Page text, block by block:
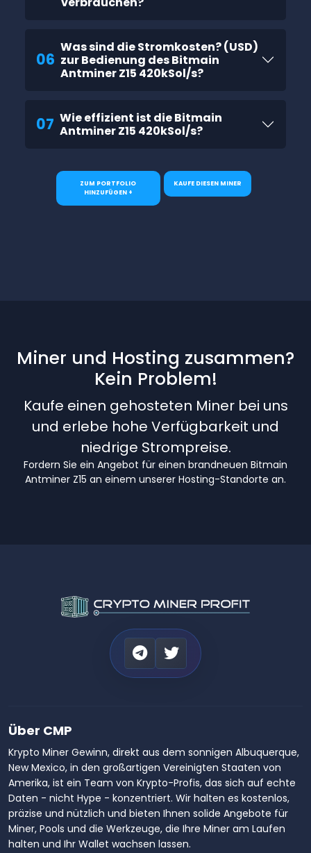
06
Was sind die Stromkosten? (USD)
zur Bedienung des Bitmain
Antminer Z15 420kSol/s?
07 Wie effizient ist die Bitmain
Antminer Z15 420kSol/s?
ZUM PORTFOLIO
HINZUFÜGEN +
KAUFE DIESEN MINER
Miner und Hosting zusammen?
Kein Problem!
Kaufe einen gehosteten Miner bei uns
und erlebe hohe Verfügbarkeit und
niedrige Strompreise.
Fordern Sie ein Angebot für einen brandneuen Bitmain
Antminer Z15 an einem unserer Hosting-Standorte an.
Über CMP
Krypto Miner Gewinn, direkt aus dem sonnigen Albuquerque,
New Mexico, in den großartigen Vereinigten Staaten von
Amerika, ist ein Team von Krypto-Profis, das sich auf echte
Daten - nicht Hype - konzentriert. Wir halten es kostenlos,
präzise und nützlich und bieten Ihnen solide Angebote für
Miner, Pools und die Werkzeuge, die Ihre Miner am Laufen
halten und Ihr Wallet wachsen lassen.